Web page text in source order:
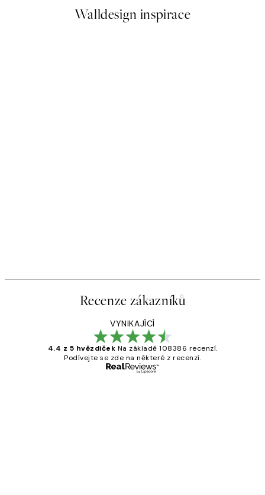
Walldesign inspirace
Recenze zákazníků
VYNIKAJÍCÍ
4.4 z 5 hvězdiček Na základě 108386 recenzí.
Podívejte se zde na některé z recenzí.